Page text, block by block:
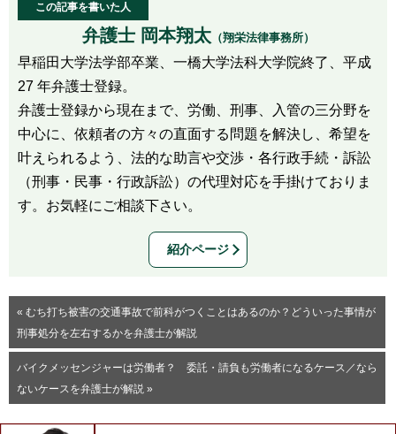
この記事を書いた人
弁護士 岡本翔太（翔栄法律事務所）
早稲田大学法学部卒業、一橋大学法科大学院終了、平成
27 年弁護士登録。
弁護士登録から現在まで、労働、刑事、入管の三分野を
中心に、依頼者の方々の直面する問題を解決し、希望を
叶えられるよう、法的な助言や交渉・各行政手続・訴訟
（刑事・民事・行政訴訟）の代理対応を手掛けておりま
す。お気軽にご相談下さい。
紹介ページ
« むち打ち被害の交通事故で前科がつくことはあるのか？どういった事情が
刑事処分を左右するかを弁護士が解説
バイクメッセンジャーは労働者？ 委託・請負も労働者になるケース／なら
ないケースを弁護士が解説 »